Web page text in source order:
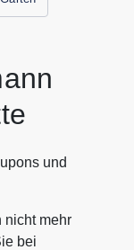
und
nicht mehr
bei